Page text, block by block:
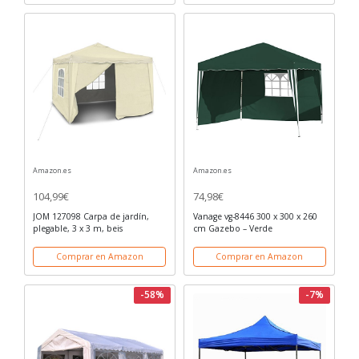
Amazon.es
104,99€
JOM 127098 Carpa de jardín,
plegable, 3 x 3 m, beis
Comprar en Amazon
Amazon.es
74,98€
Vanage vg-8446 300 x 300 x 260
cm Gazebo – Verde
Comprar en Amazon
-58% -7%